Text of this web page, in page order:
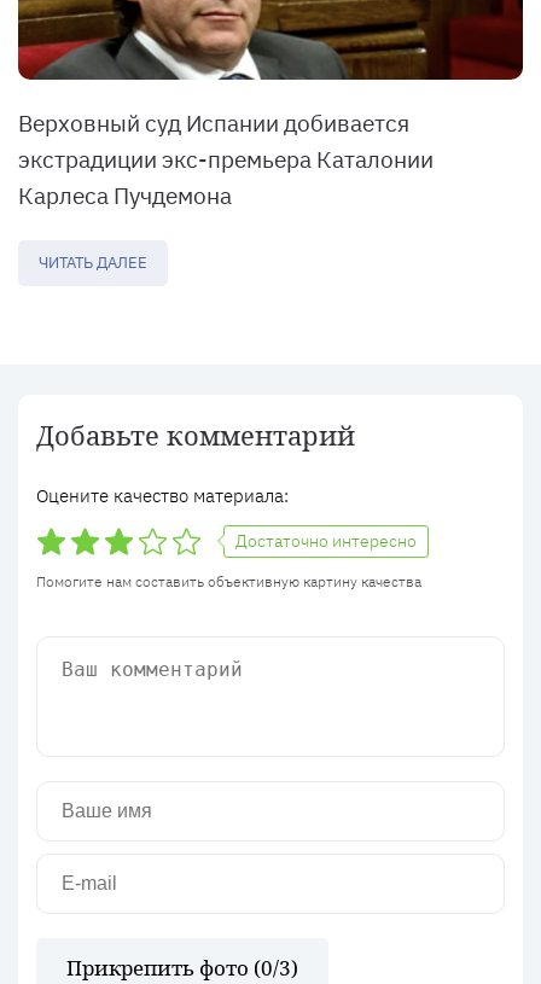
Верховный суд Испании добивается
экстрадиции экс-премьера Каталонии
Карлеса Пучдемона
ЧИТАТЬ ДАЛЕЕ
Добавьте комментарий
Оцените качество материала:
Достаточно интересно
Помогите нам составить объективную картину качества
Прикрепить фото (0/3)